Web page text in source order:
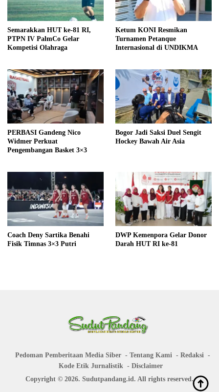
Semarakkan HUT ke-81 RI,
PTPN IV PalmCo Gelar
Kompetisi Olahraga
Ketum KONI Resmikan
Turnamen Petanque
Internasional di UNDIKMA
PERBASI Gandeng Nico
Widmer Perkuat
Pengembangan Basket 3×3
Bogor Jadi Saksi Duel Sengit
Hockey Bawah Air Asia
Coach Deny Sartika Benahi
Fisik Timnas 3×3 Putri
DWP Kemenpora Gelar Donor
Darah HUT RI ke-81
Pedoman Pemberitaan Media Siber Tentang Kami
Redaksi
Kode Etik Jurnalistik
Disclaimer
Copyright © 2026. Sudutpandang.id. All rights reserved.